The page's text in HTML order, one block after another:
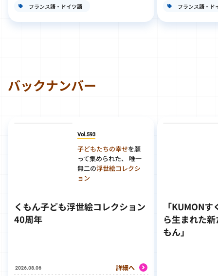
フランス語・ドイツ語 フランス語・ド
バックナンバー
Vol.593
子どもたちの幸せを願
って集められた、 唯一
無二の浮世絵コレクシ
ョン
くもん子ども浮世絵コレクション
40周年
2026.08.06 詳細へ
「KUMON
ら生まれた
もん」